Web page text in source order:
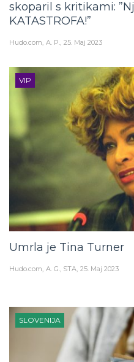
skoparil s kritikami:
KATASTROFA!”
Hudo.com A. P. 25. Maj 2023
VIP
Umrla je Tina Turner
Hudo.com A. G., STA 25. Maj 2023
SLOVENIJA